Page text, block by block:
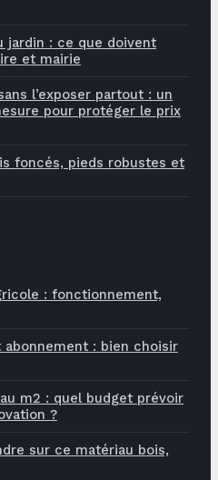
jardin : ce que doivent
et mairie
l’exposer partout : un
pour protéger le prix
foncés, pieds robustes et
: fonctionnement,
: bien choisir
m2 : quel budget prévoir
?
sur ce matériau bois,